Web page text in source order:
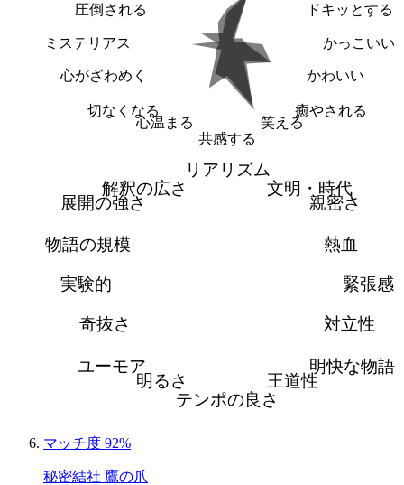
ドキッとする
かっこいい
かわいい
癒やされる
笑える
共感する
心温まる
切なくなる
心がざわめく
ミステリアス
圧倒される
リアリズム
文明・時代
親密さ
熱血
緊張感
対立性
明快な物語
王道性
テンポの良さ
明るさ
ユーモア
奇抜さ
実験的
物語の規模
展開の強さ
解釈の広さ
マッチ度 92%
秘密結社 鷹の爪